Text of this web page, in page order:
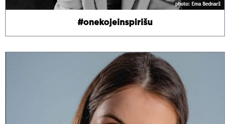
#onekojeinspirišu